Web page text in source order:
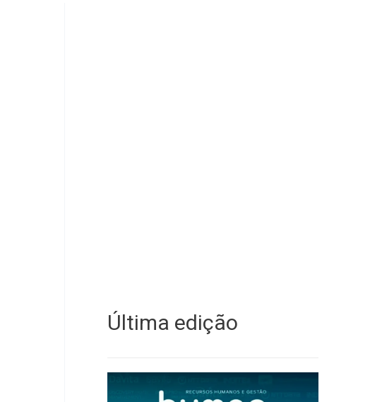
Última edição